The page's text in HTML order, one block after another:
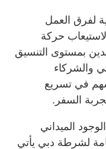
لفرق العمل
لاستيعاب حركة
بمستوى التنسيق
والشركاء
في تسريع
السفر.
الميداني
لشرطة دبي يأتي